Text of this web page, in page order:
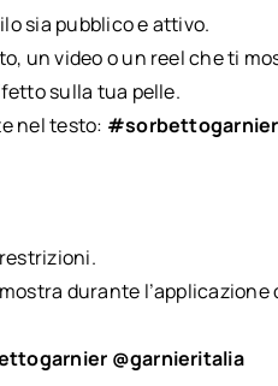
sia pubblico e attivo.
un video o un reel che ti
sulla tua pelle.
nel testo: #sorbettogarnier
durante
@garnieritalia